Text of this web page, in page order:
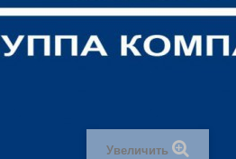
Увеличить